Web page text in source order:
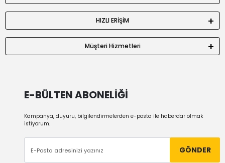
HIZLI ERİŞİM
Müşteri Hizmetleri
E-BÜLTEN ABONELİĞİ
Kampanya, duyuru, bilgilendirmelerden e-posta ile haberdar olmak
istiyorum.
GÖNDER